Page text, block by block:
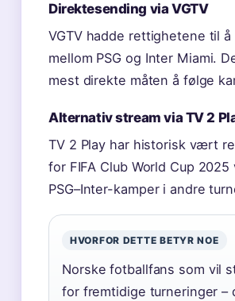
Direktesending via VGTV
VGTV hadde rettighetene til
mellom PSG og Inter Miami.
mest direkte måten å følge
Alternativ stream via TV 2
TV 2 Play har historisk vært
for FIFA Club World Cup
PSG–Inter-kamper i andre
HVORFOR DETTE BETYR NOE
Norske fotballfans som vil
for fremtidige turneringer –